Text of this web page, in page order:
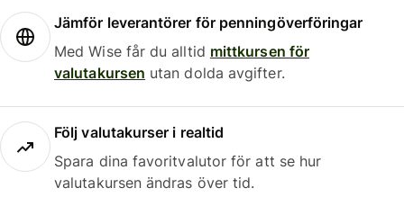
Jämför leverantörer för penningöverföringar
Med Wise får du alltid mittkursen för
valutakursen utan dolda avgifter.
Följ valutakurser i realtid
Spara dina favoritvalutor för att se hur
valutakursen ändras över tid.